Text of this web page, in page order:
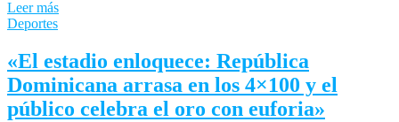
Leer más
Deportes
«El estadio enloquece: República
Dominicana arrasa en los 4×100 y el
público celebra el oro con euforia»